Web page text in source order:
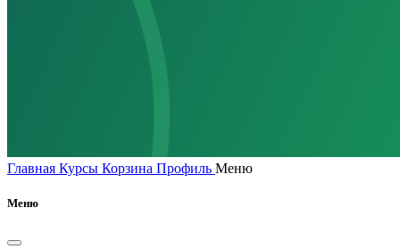
Главная Курсы Корзина Профиль Меню
Меню